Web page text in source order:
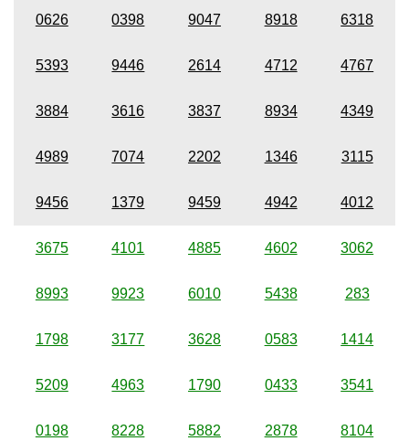
0626 0398 9047 8918 6318
5393 9446 2614 4712 4767
3884 3616 3837 8934 4349
4989 7074 2202 1346 3115
9456 1379 9459 4942 4012
3675 4101 4885 4602 3062
8993 9923 6010 5438 283
1798 3177 3628 0583 1414
5209 4963 1790 0433 3541
0198 8228 5882 2878 8104